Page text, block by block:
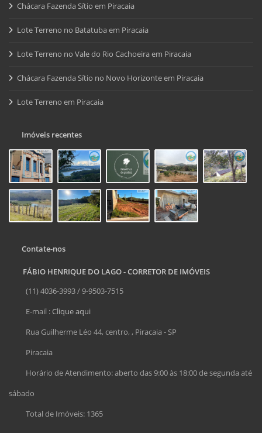
Chácara Fazenda Sítio em Piracaia
Lote Terreno no Batatuba em Piracaia
Lote Terreno no Vale do Rio Cachoeira em Piracaia
Chácara Fazenda Sítio no Novo Horizonte em Piracaia
Lote Terreno em Piracaia
Imóveis recentes
Contate-nos
FÁBIO HENRIQUE DO LAGO - CORRETOR DE IMÓVEIS
(11) 4036-3993 / 9-9503-7515
E-mail :Clique aqui
Rua Guilherme Léo 44, centro, , Piracaia - SP
Piracaia
Horário de Atendimento: aberto das 9:00 às 18:00 de segunda até
sábado
Total de Imóveis: 1365